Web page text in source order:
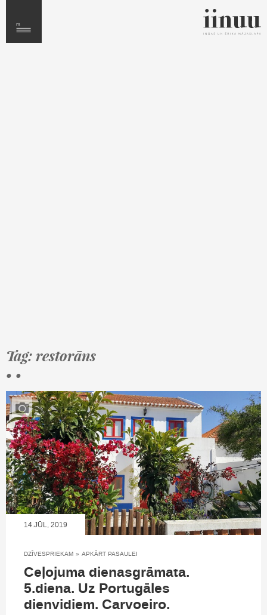
Tag: restorāns
• •
14.JŪL, 2019
DZĪVESPRIEKAM » APKĀRT PASAULEI
Ceļojuma dienasgrāmata.
5.diena. Uz Portugāles
dienvidiem. Carvoeiro.